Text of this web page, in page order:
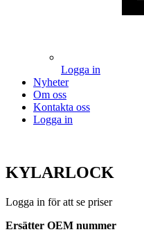
Logga in
Nyheter
Om oss
Kontakta oss
Logga in
KYLARLOCK
Logga in för att se priser
Ersätter OEM nummer